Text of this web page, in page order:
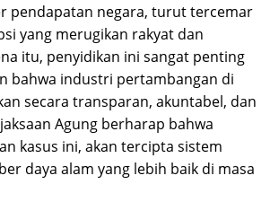
pendapatan negara, turut tercemar
yang merugikan rakyat dan
itu, penyidikan ini sangat penting
bahwa industri pertambangan di
secara transparan, akuntabel, dan
Agung berharap bahwa
kasus ini, akan tercipta sistem
daya alam yang lebih baik di masa